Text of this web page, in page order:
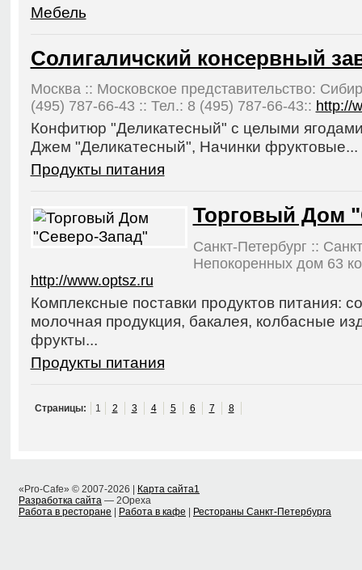
Мебель
Солигаличский консервный
Москва :: Московское представительство:
(495) 787-66-43 :: Тел.: 8 (495) 787-66-43:: http://
Конфитюр "Деликатесный" с целыми
Джем "Деликатесный", Начинки фруктовые...
Продукты питания
Торговый Дом
Санкт-Петербург ::
Непокоренных дом 63
http://www.optsz.ru
Комплексные поставки продуктов питания:
молочная продукция, бакалея, колбасные
фрукты...
Продукты питания
Страницы: 1 2 3 4 5 6 7 8
«Pro-Cafe» © 2007-2026 | Карта сайта1
Разработка сайта — 2Opexa
Работа в ресторане | Работа в кафе | Рестораны Санкт-Петербурга